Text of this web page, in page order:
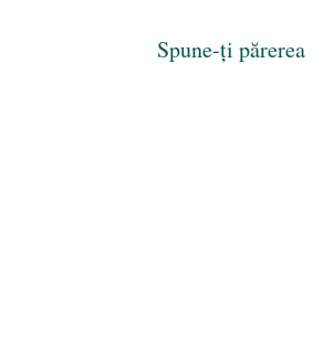
Spune-ți părerea